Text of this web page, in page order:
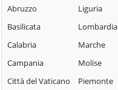
Campofelice di
Campofiorito
Abruzzo
Basilicata
Calabria
Campania
Città del Vaticano
Liguria
Lombardia
Marche
Molise
Piemonte